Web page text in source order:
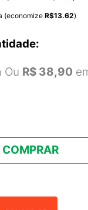
(economizeR$13.62)
Ou R$ 38,90
COMPRAR